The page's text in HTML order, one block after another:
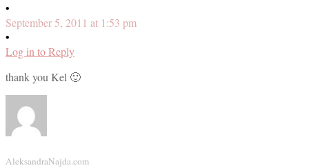
•
September 5, 2011 at 1:53 pm
•
Log in to Reply
thank you Kel 🙂
AleksandraNajda.com